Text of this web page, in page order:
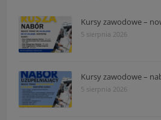
Kursy zawodowe –
5 sierpnia 2026
Kursy zawodowe –
5 sierpnia 2026